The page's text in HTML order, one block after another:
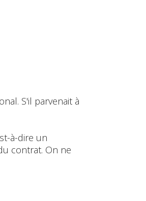
S'il parvenait à
à-dire un
contrat. On ne